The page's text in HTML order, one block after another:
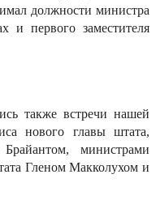
должности министра
и первого заместителя
также встречи нашей
нового главы штата,
министрами
Гленом Макколухом и